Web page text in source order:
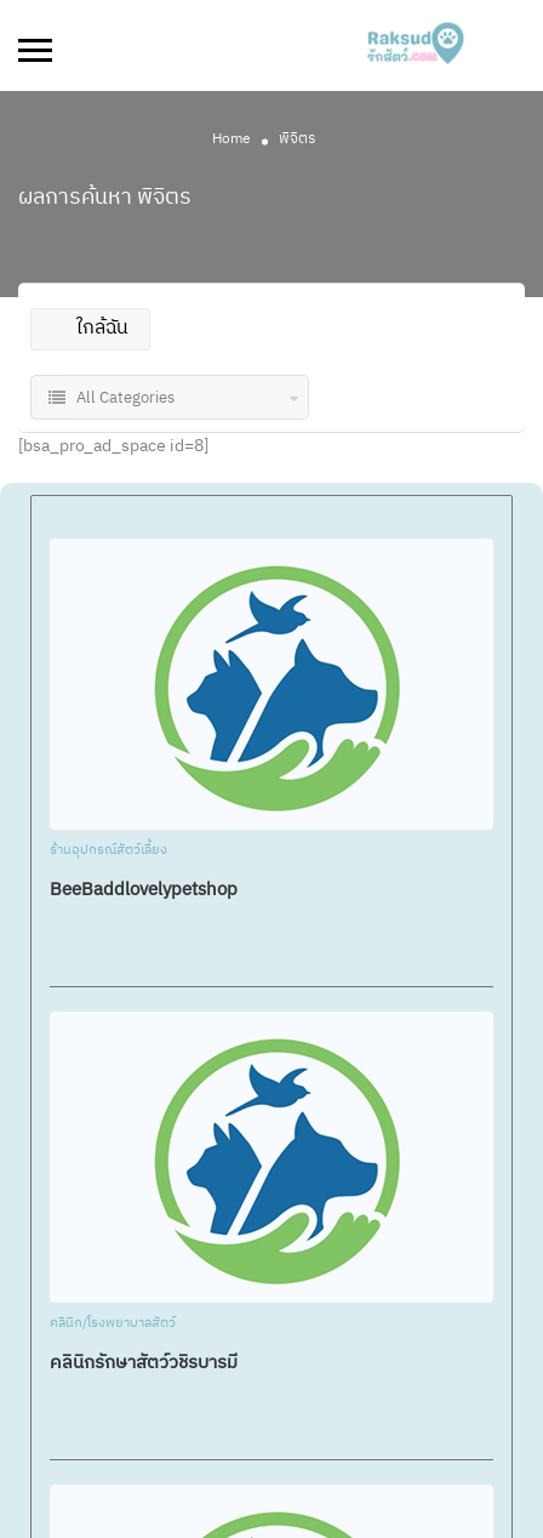
Home พิจิตร
ผลการค้นหา พิจิตร
ใกล้ฉัน
All Categories
[bsa_pro_ad_space id=8]
ร้านอุปกรณ์สัตว์เลี้ยง
BeeBaddlovelypetshop
คลินิก/โรงพยาบาลสัตว์
คลินิกรักษาสัตว์วชิรบารมี